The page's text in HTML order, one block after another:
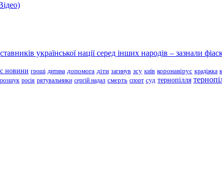
української нації серед інших народів – зазнали
новини гроші дитина допомога діти загинув зсу київ коронавірус крадіжка
розшук росія рятувальники сергій надал смерть спорт суд тернопілля